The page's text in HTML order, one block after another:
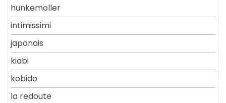
hunkemoller
intimissimi
japonais
kiabi
kobido
la redoute